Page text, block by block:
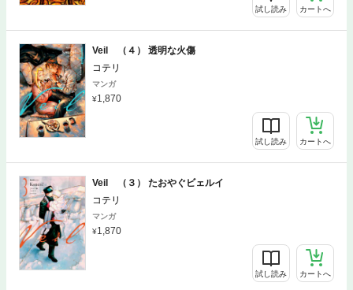
試し読み カートへ
Veil （４） 透明な火傷
コテリ
マンガ
1,870
試し読み カートへ
Veil （３） たおやぐビェルイ
コテリ
マンガ
1,870
試し読み カートへ